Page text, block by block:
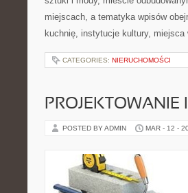
miejscach, a tematyka wpisów
kuchnię, instytucje kultury,
CATEGORIES: NIERUCHOMOŚCI
POSTED BY ADMIN MAR - 12 -